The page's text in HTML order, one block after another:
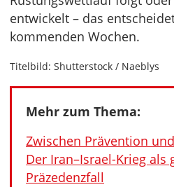
entwickelt – das
kommenden Wochen.
Titelbild: Shutterstock / Naeblys
Mehr zum Thema:
Zwischen Prävention
Der Iran–Israel-Krieg als
Präzedenzfall